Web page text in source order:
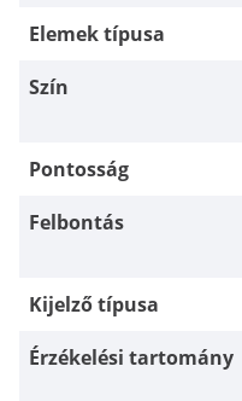
Elemek típusa
Szín
Pontosság
Felbontás
Kijelző típusa
Érzékelési tartomány